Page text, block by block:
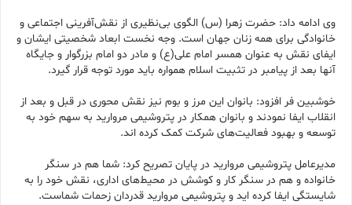
وی ادامه داد: حضرت زهرا (س) الگوی بی‌نظیری از نقش‌آفرینی اجتماعی و
خانوادگی برای همه زنان جهان است. وجه نخست ابعاد شخصیتی ایشان و
ایفای نقش به عنوان همسر امام علی(ع) و مادر دو امام بزرگوار و جایگاه
آنها بعد از پیامبر در تثبیت اسلام همواره باید مورد توجه قرار گیرد.
خوشبین فر افزود: بانوان این مرز و بوم نیز نقش محوری در قبل و بعد از
انقلاب ایفا نمودند و بانوان همکار در پتروشیمی مروارید به سهم خود به
توسعه و بهبود فعالیت‌های شرکت کمک کرده اند.
مدیرعامل پتروشیمی مروارید در پایان تصریح کرد: شما هم در سنگر
خانواده و هم در سنگر کار و کوشش در محیط‌های اداری، نقش خود را به
شایستگی ایفا کرده اید و پتروشیمی مروارید قدردان زحمات شماست.